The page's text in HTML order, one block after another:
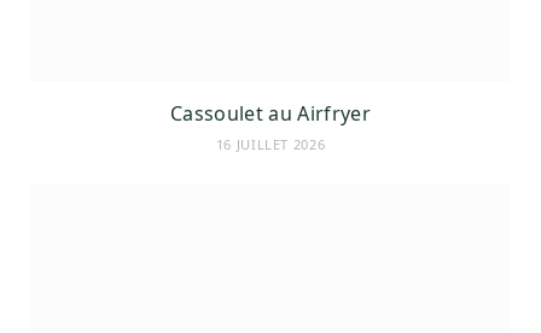
Cassoulet au Airfryer
16 JUILLET 2026